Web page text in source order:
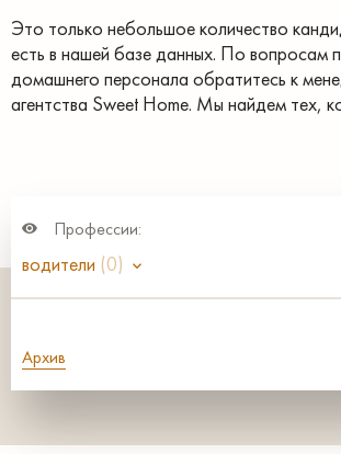
Это только небольшое количество
есть в нашей базе данных. По вопросам
домашнего персонала обратитесь к
агентства Sweet Home. Мы найдем тех,
Профессии:
водители (0)
Архив